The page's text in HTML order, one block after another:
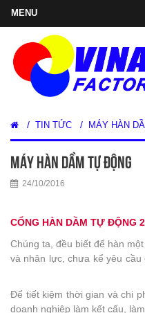
/ TIN TỨC / MÁY HÀN
MÁY HÀN DẦM TỰ ĐỘNG
24/10/2016
CỔNG HÀN DẦM TỰ ĐỘNG
Chúng ta, đều biết để hàn
và nhân lực, chưa kể yêu
Để tiết kiệm thời gian và chi
doanh nghiệp làm kết cấu,